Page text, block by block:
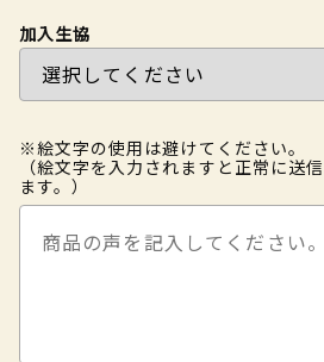
加入生協
※絵文字の使用は避けてください。
（絵文字を入力されますと正常に送
ます。）